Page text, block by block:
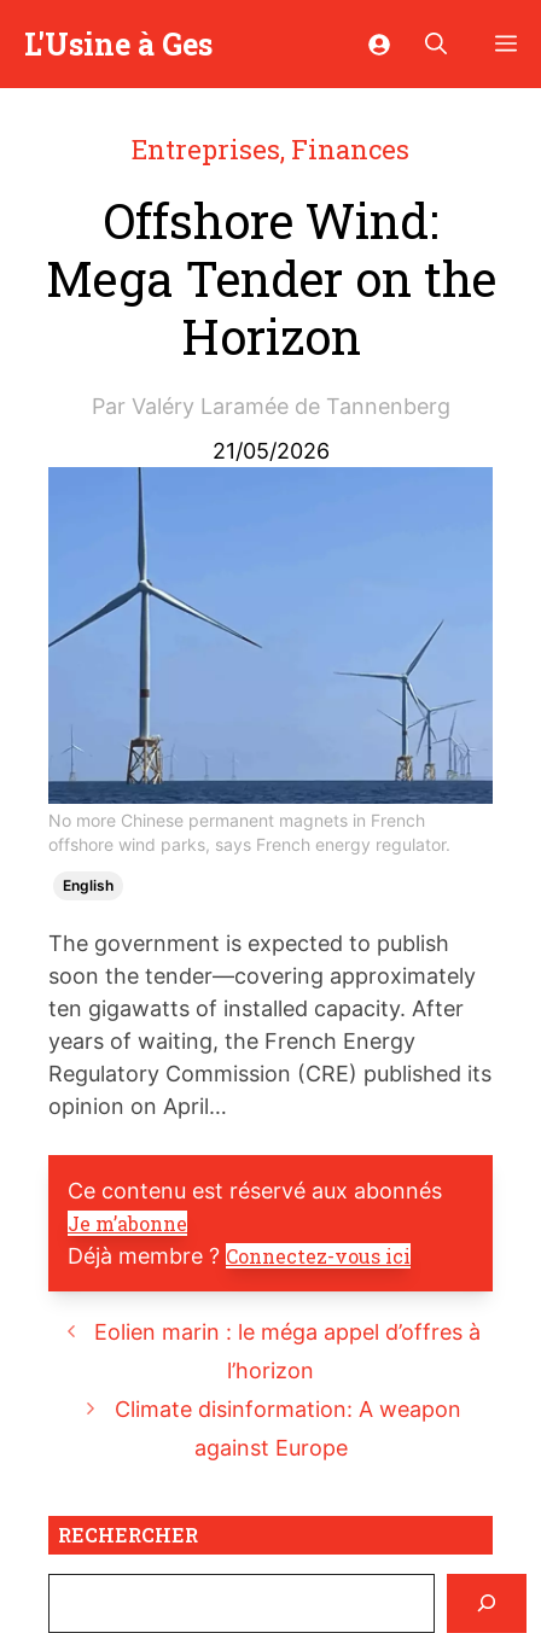
L'Usine à Ges
Entreprises, Finances
Offshore Wind:
Mega Tender on the
Horizon
Par Valéry Laramée de Tannenberg
21/05/2026
No more Chinese permanent magnets in French
offshore wind parks, says French energy regulator.
English
The government is expected to publish
soon the tender—covering approximately
ten gigawatts of installed capacity. After
years of waiting, the French Energy
Regulatory Commission (CRE) published its
opinion on April…
Ce contenu est réservé aux abonnés
Je m’abonne
Déjà membre ? Connectez-vous ici
Eolien marin : le méga appel d’offres à
l’horizon
Climate disinformation: A weapon
against Europe
RECHERCHER